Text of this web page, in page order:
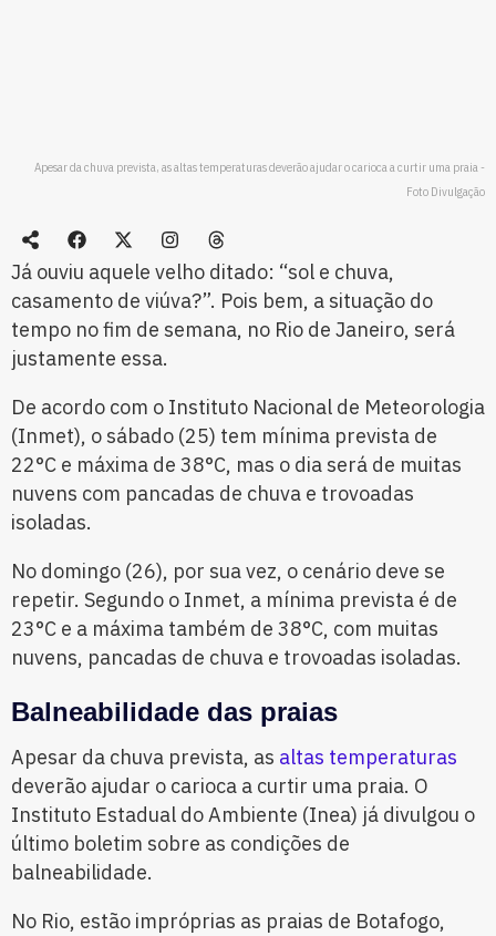
Apesar da chuva prevista, as altas temperaturas deverão ajudar o carioca a curtir uma praia -
Foto Divulgação
Já ouviu aquele velho ditado: “sol e chuva,
casamento de viúva?”. Pois bem, a situação do
tempo no fim de semana, no Rio de Janeiro, será
justamente essa.
De acordo com o Instituto Nacional de Meteorologia
(Inmet), o sábado (25) tem mínima prevista de
22°C e máxima de 38°C, mas o dia será de muitas
nuvens com pancadas de chuva e trovoadas
isoladas.
No domingo (26), por sua vez, o cenário deve se
repetir. Segundo o Inmet, a mínima prevista é de
23°C e a máxima também de 38°C, com muitas
nuvens, pancadas de chuva e trovoadas isoladas.
Balneabilidade das praias
Apesar da chuva prevista, as altas temperaturas
deverão ajudar o carioca a curtir uma praia. O
Instituto Estadual do Ambiente (Inea) já divulgou o
último boletim sobre as condições de
balneabilidade.
No Rio, estão impróprias as praias de Botafogo,